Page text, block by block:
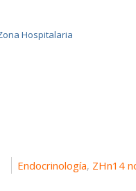
Endocrinología, ZHn14